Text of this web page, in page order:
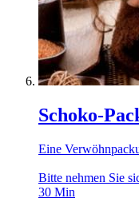
Schoko-
Eine
Bitte nehmen Sie
30 Min